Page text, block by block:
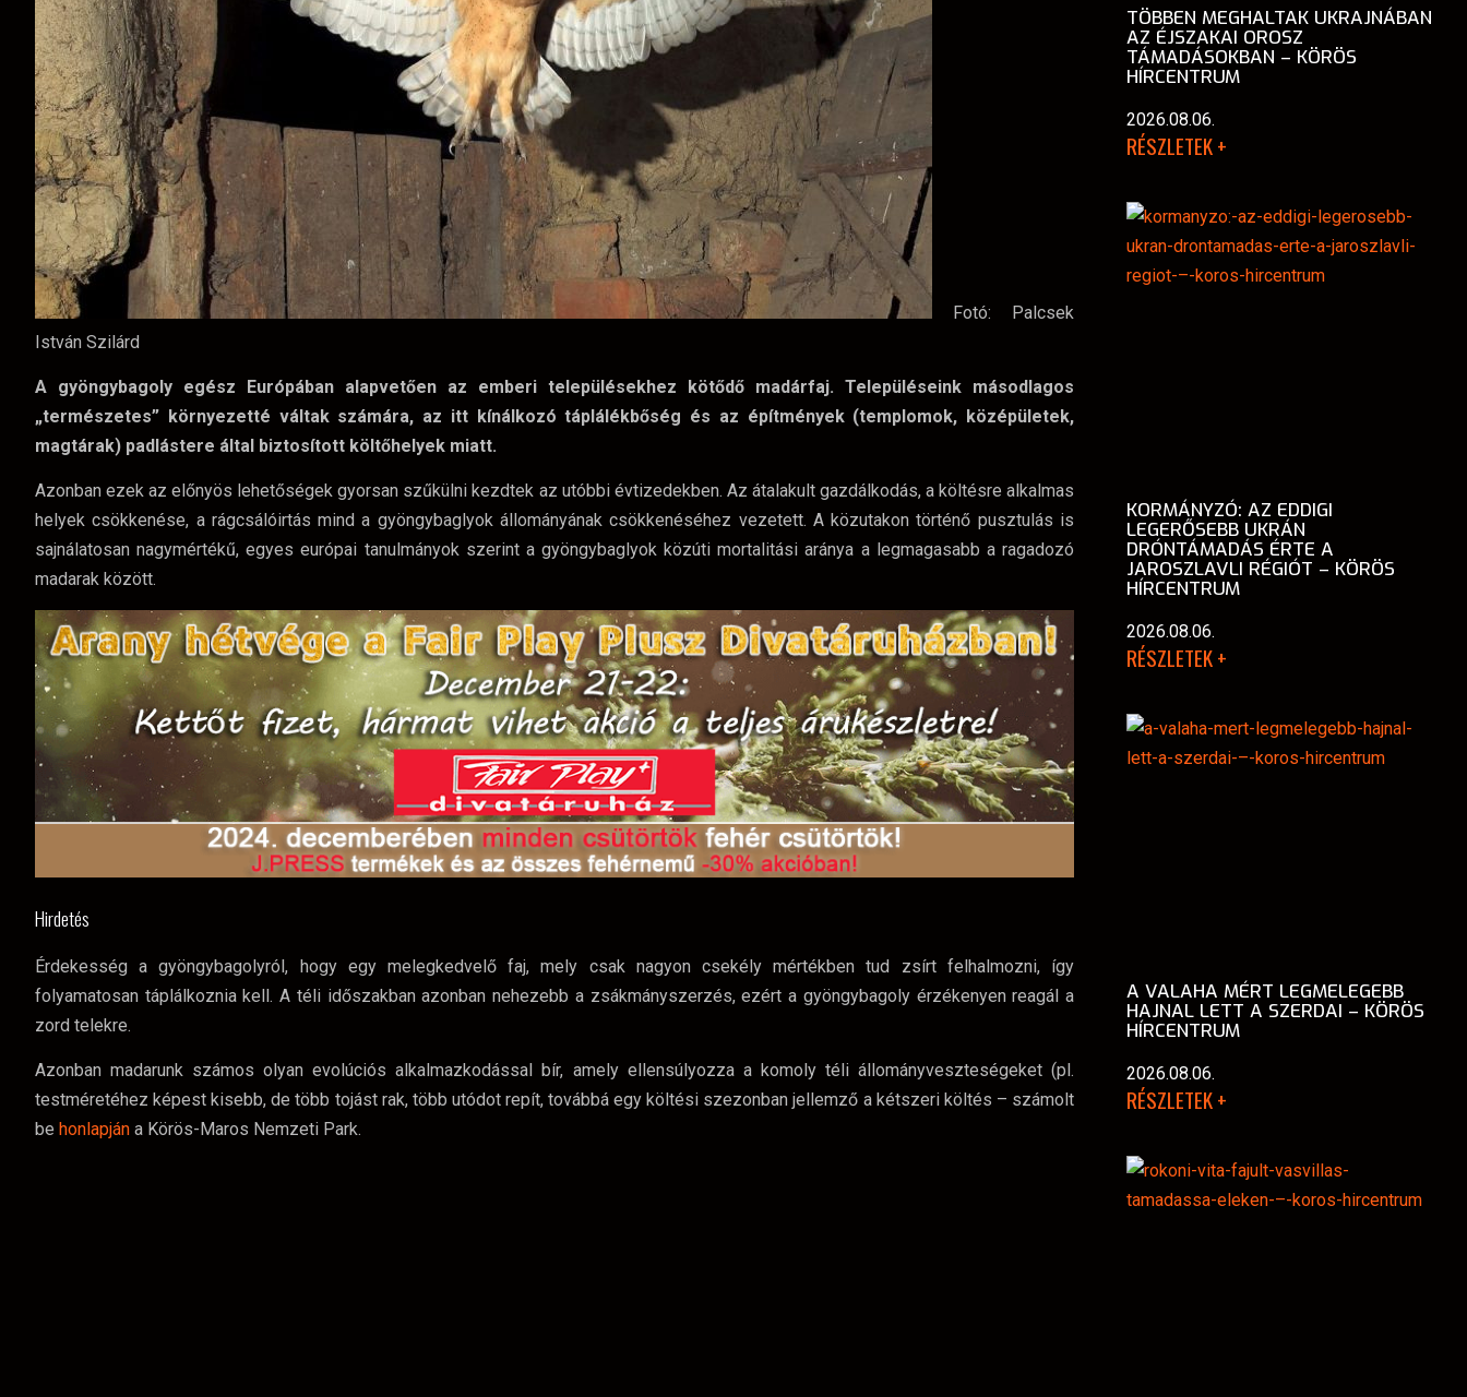
Fotó: Palcsek
István Szilárd
A gyöngybagoly egész Európában alapvetően az emberi településekhez kötődő madárfaj. Településeink másodlagos
„természetes” környezetté váltak számára, az itt kínálkozó táplálékbőség és az építmények (templomok, középületek,
magtárak) padlástere által biztosított költőhelyek miatt.
Azonban ezek az előnyös lehetőségek gyorsan szűkülni kezdtek az utóbbi évtizedekben. Az átalakult gazdálkodás, a költésre alkalmas
helyek csökkenése, a rágcsálóirtás mind a gyöngybaglyok állományának csökkenéséhez vezetett. A közutakon történő pusztulás is
sajnálatosan nagymértékű, egyes európai tanulmányok szerint a gyöngybaglyok közúti mortalitási aránya a legmagasabb a ragadozó
madarak között.
Hirdetés
Érdekesség a gyöngybagolyról, hogy egy melegkedvelő faj, mely csak nagyon csekély mértékben tud zsírt felhalmozni, így
folyamatosan táplálkoznia kell. A téli időszakban azonban nehezebb a zsákmányszerzés, ezért a gyöngybagoly érzékenyen reagál a
zord telekre.
Azonban madarunk számos olyan evolúciós alkalmazkodással bír, amely ellensúlyozza a komoly téli állományveszteségeket (pl.
testméretéhez képest kisebb, de több tojást rak, több utódot repít, továbbá egy költési szezonban jellemző a kétszeri költés – számolt
be honlapján a Körös-Maros Nemzeti Park.
TÖBBEN MEGHALTAK UKRAJNÁBAN
AZ ÉJSZAKAI OROSZ
TÁMADÁSOKBAN – KÖRÖS
HÍRCENTRUM
2026.08.06.
RÉSZLETEK +
KORMÁNYZÓ: AZ EDDIGI
LEGERŐSEBB UKRÁN
DRÓNTÁMADÁS ÉRTE A
JAROSZLAVLI RÉGIÓT – KÖRÖS
HÍRCENTRUM
2026.08.06.
RÉSZLETEK +
A VALAHA MÉRT LEGMELEGEBB
HAJNAL LETT A SZERDAI – KÖRÖS
HÍRCENTRUM
2026.08.06.
RÉSZLETEK +